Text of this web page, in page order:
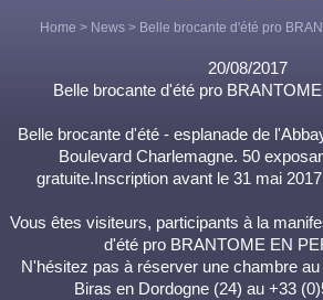
Home > News> Belle brocante d'été pro
20/08/2017
Belle brocante d'été pro
Belle brocante d'été - esplanade de
Boulevard Charlemagne. 50
gratuite.Inscription avant le 31 mai
Vous êtes visiteurs, participants à la
d'été pro BRANTOME EN
N'hésitez pas à réserver une chambre
Biras en Dordogne (24) au +33